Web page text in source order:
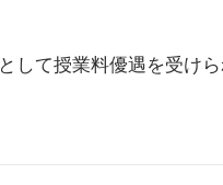
て授業料優遇を受け